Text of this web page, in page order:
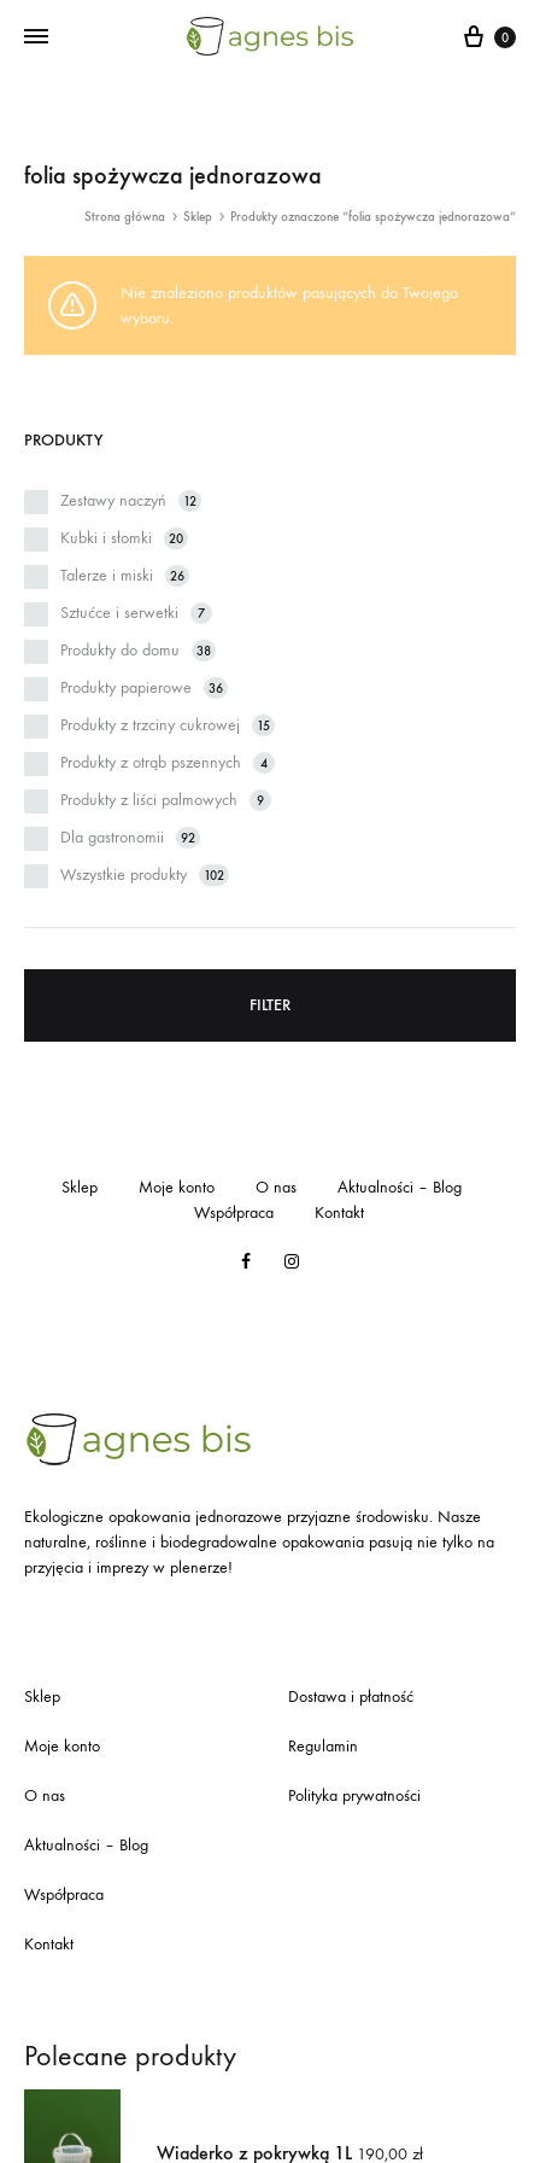
Cart
0
folia spożywcza jednorazowa
Strona główna Sklep Produkty oznaczone “folia spożywcza jednorazowa”
Nie znaleziono produktów pasujących do Twojego
wyboru.
PRODUKTY
Zestawy naczyń 12
Kubki i słomki 20
Talerze i miski 26
Sztućce i serwetki 7
Produkty do domu 38
Produkty papierowe 36
Produkty z trzciny cukrowej 15
Produkty z otrąb pszennych 4
Produkty z liści palmowych 9
Dla gastronomii 92
Wszystkie produkty 102
FILTER
FacebookInstagram
Sklep Moje konto O nas
Aktualności – Blog
Współpraca
Kontakt
Ekologiczne opakowania jednorazowe przyjazne środowisku. Nasze
naturalne, roślinne i biodegradowalne opakowania pasują nie tylko na
przyjęcia i imprezy w plenerze!
Sklep
Moje konto
O nas
Aktualności – Blog
Współpraca
Kontakt
Dostawa i płatność
Regulamin
Polityka prywatności
Polecane produkty
Wiaderko z pokrywką 1L 190,00 zł